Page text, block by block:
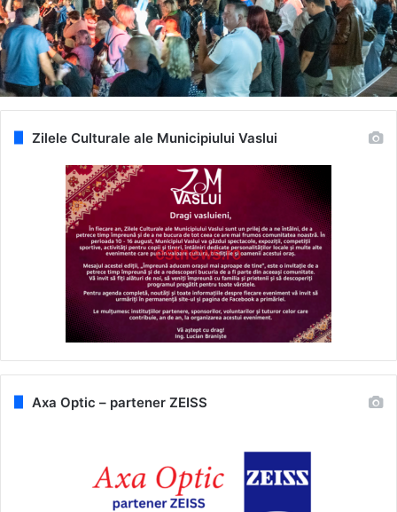
Zilele Culturale ale Municipiului Vaslui
Axa Optic – partener ZEISS